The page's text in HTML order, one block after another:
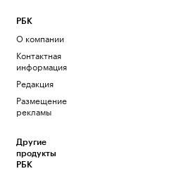
РБК
О компании
Контактная
информация
Редакция
Размещение
рекламы
Другие
продукты
РБК